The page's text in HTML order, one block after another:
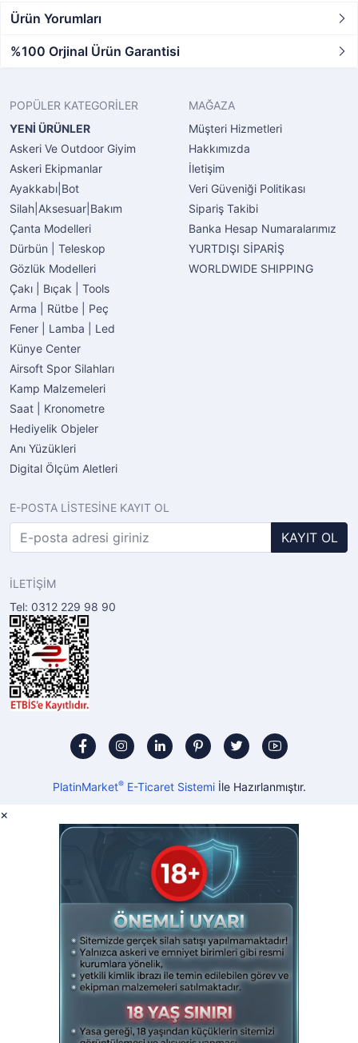
Ürün Yorumları
%100 Orjinal Ürün Garantisi
POPÜLER KATEGORİLER
YENİ ÜRÜNLER
Askeri Ve Outdoor Giyim
Askeri Ekipmanlar
Ayakkabı|Bot
Silah|Aksesuar|Bakım
Çanta Modelleri
Dürbün | Teleskop
Gözlük Modelleri
Çakı | Bıçak | Tools
Arma | Rütbe | Peç
Fener | Lamba | Led
Künye Center
Airsoft Spor Silahları
Kamp Malzemeleri
Saat | Kronometre
Hediyelik Objeler
Anı Yüzükleri
Digital Ölçüm Aletleri
MAĞAZA
Müşteri Hizmetleri
Hakkımızda
İletişim
Veri Güveniği Politikası
Sipariş Takibi
Banka Hesap Numaralarımız
YURTDIŞI SİPARİŞ
WORLDWIDE SHIPPING
E-POSTA LİSTESİNE KAYIT OL
KAYIT OL
İLETİŞİM
Tel: 0312 229 98 90
PlatinMarket®E-Ticaret Sistemiİle Hazırlanmıştır.
×